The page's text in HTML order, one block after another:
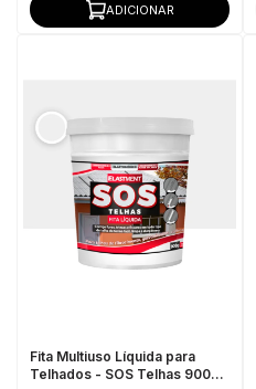
ADICIONAR
Fita Multiuso Líquida para
Telhados - SOS Telhas 900G